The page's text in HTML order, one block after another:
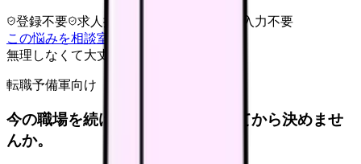
登録不要 求人押し売りなし
病院名は入力不要
この悩みを相談室で整理する
無理しなくて大丈夫
転職予備軍向け
今の職場を続けるか、条件を比べてから決めませ
んか。